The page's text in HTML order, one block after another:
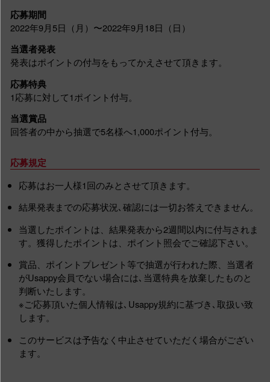
応募期間
2022年9月5日（月）〜2022年9月18日（日）
当選者発表
発表はポイントの付与をもってかえさせて頂きます。
応募特典
1応募に対して1ポイント付与。
当選賞品
回答者の中から抽選で5名様へ1,000ポイント付与。
応募規定
応募はお一人様1回のみとさせて頂きます。
結果発表までの応募状況､確認には一切お答えできません。
当選したポイントは、結果発表から2週間以内に付与されま
す。獲得したポイントは、ポイント照会でご確認下さい。
賞品、ポイントプレゼント等で抽選が行われた際、当選者
がUsappy会員でない場合には､当選特典を放棄したものと
判断いたします。
※ご応募頂いた個人情報は､Usappy規約に基づき､取扱い致
します。
このサービスは予告なく中止させていただく場合がござい
ます。